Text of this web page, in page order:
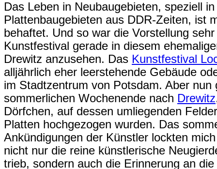
Das Leben in Neubaugebieten, speziell
Plattenbaugebieten aus DDR-Zeiten, ist
behaftet. Und so war die Vorstellung
Kunstfestival gerade in diesem
Drewitz anzusehen. Das Kunstfestival
alljährlich eher leerstehende Gebäude
im Stadtzentrum von Potsdam. Aber nun
sommerlichen Wochenende nach Drewitz
Dörfchen, auf dessen umliegenden
Platten hochgezogen wurden. Das
Ankündigungen der Künstler lockten
nicht nur die reine künstlerische
trieb, sondern auch die Erinnerung an